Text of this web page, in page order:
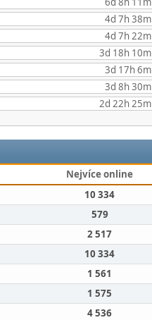
4d 7h 38m
4d 7h 22m
3d 18h 10m
3d 17h 6m
3d 8h 30m
2d 22h 25m
Nejvíce online
10 334
579
2 517
10 334
1 561
1 575
4 536